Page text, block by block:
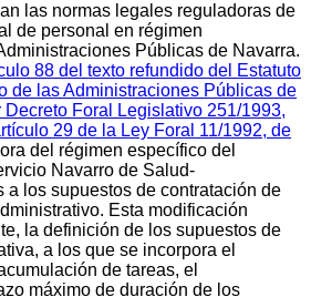
las normas legales reguladoras de
de personal en régimen
Públicas de Navarra.
88 del texto refundido del Estatuto
de las Administraciones Públicas de
Decreto Foral Legislativo 251/1993,
29 de la Ley Foral 11/1992, de
del régimen específico del
Navarro de Salud-
a los supuestos de contratación de
Esta modificación
la definición de los supuestos de
a los que se incorpora el
de tareas, el
máximo de duración de los